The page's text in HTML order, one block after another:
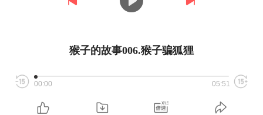
猴子的故事006.猴子骗狐狸
00:00 05:51